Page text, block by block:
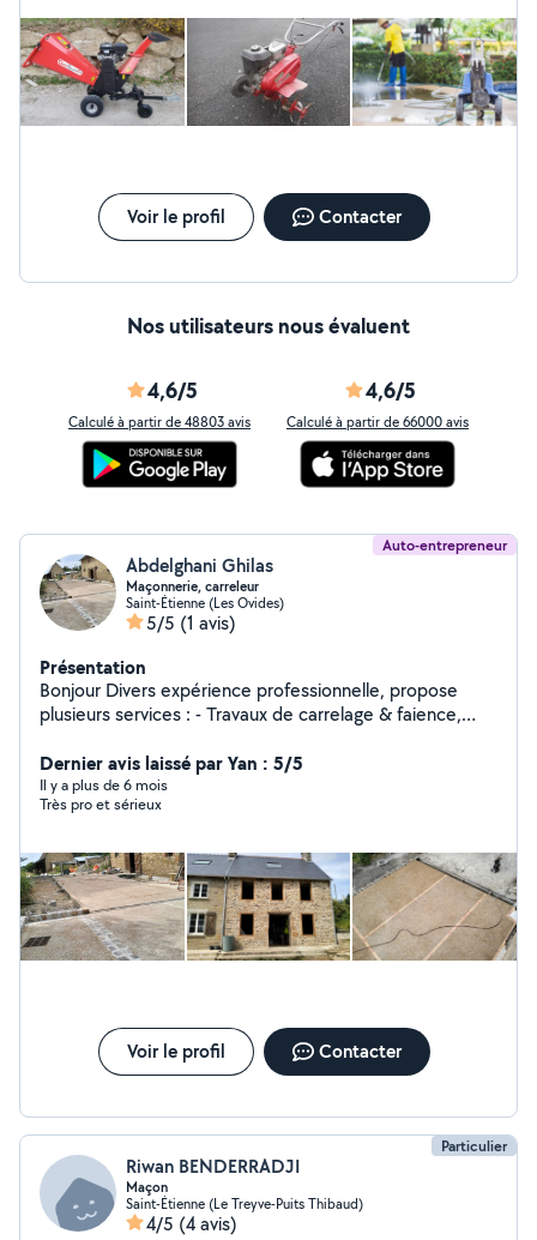
Voir le profil Contacter
Nos utilisateurs nous évaluent
4,6/5
Calculé à partir de 48803 avis
4,6/5
Calculé à partir de 66000 avis
Auto-entrepreneur
Abdelghani Ghilas
Maçonnerie, carreleur
Saint-Étienne (Les Ovides)
5/5 (1 avis)
Présentation
Bonjour Divers expérience professionnelle, propose
plusieurs services : - Travaux de carrelage & faience,
préparation des support ont béton, réagréage - Travaux
de peinture intérieure extérieur - Travaux plâtrier : pose
de cloisons - Travaux d'électricité - Toutes travaux de
Dernier avis laissé par Yan : 5/5
Il y a plus de 6 mois
Très pro et sérieux
Voir le profil Contacter
Particulier
Riwan BENDERRADJI
Maçon
Saint-Étienne (Le Treyve-Puits Thibaud)
4/5 (4 avis)